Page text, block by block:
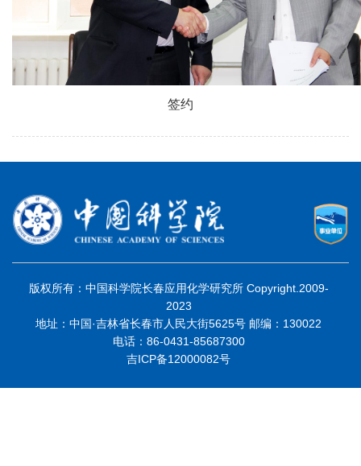
签约
版权所有：中国科学院长春应用化学研究所 Copyright.2009-
2023
地址：中国·吉林省长春市人民大街5625号 邮编：130022
电话：86-0431-85687300
吉ICP备12000082号